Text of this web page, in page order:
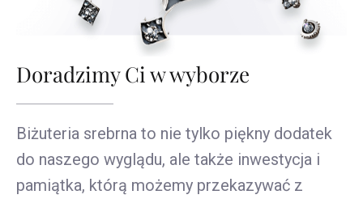
Doradzimy Ci w wyborze
Biżuteria srebrna to nie tylko piękny dodatek
do naszego wyglądu, ale także inwestycja i
pamiątka, którą możemy przekazywać z